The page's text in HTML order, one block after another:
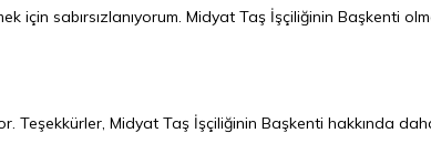
için sabırsızlanıyorum. Midyat Taş İşçiliğinin Başkenti
Teşekkürler, Midyat Taş İşçiliğinin Başkenti hakkında